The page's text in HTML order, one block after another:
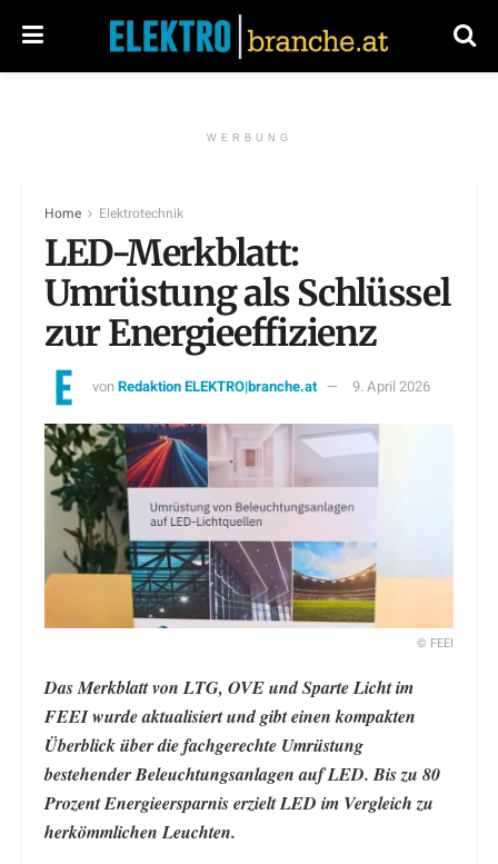
WERBUNG
Home Elektrotechnik
LED-Merkblatt:
Umrüstung als Schlüssel
zur Energieeffizienz
vonRedaktion ELEKTRO|branche.at 9. April 2026
© FEEI
Das Merkblatt von LTG, OVE und Sparte Licht im
FEEI wurde aktualisiert und gibt einen kompakten
Überblick über die fachgerechte Umrüstung
bestehender Beleuchtungsanlagen auf LED. Bis zu 80
Prozent Energieersparnis erzielt LED im Vergleich zu
herkömmlichen Leuchten.